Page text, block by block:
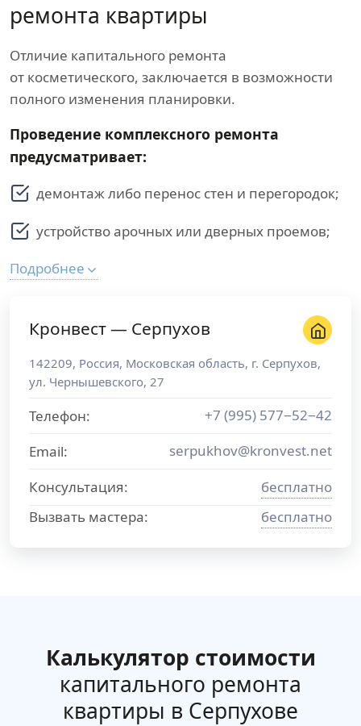
ремонта квартиры
Отличие капитального ремонта
от косметического, заключается в возможности
полного изменения планировки.
Проведение комплексного ремонта
предусматривает:
демонтаж либо перенос стен и перегородок;
устройство арочных или дверных проемов;
Подробнее
Кронвест — Серпухов
142209, Россия, Московская область, г. Серпухов,
ул. Чернышевского, 27
Телефон:
+7 (995) 577−52−42
Email:
serpukhov@kronvest.net
Консультация:
бесплатно
Вызвать мастера:
бесплатно
Калькулятор стоимости
капитального ремонта
квартиры в Серпухове